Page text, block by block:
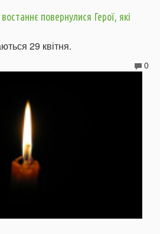
повернулися Герої, які
29 квітня.
0